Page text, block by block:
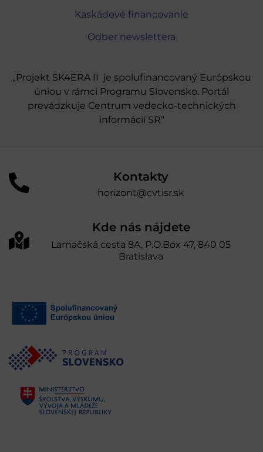
Kaskádové financovanie
Odber newslettera
„Projekt SK4ERA II je spolufinancovaný Európskou
úniou v rámci Programu Slovensko. Portál
prevádzkuje Centrum vedecko-technických
informácií SR“
Kontakty
horizont@cvtisr.sk
Kde nás nájdete
Lamačská cesta 8A, P.O.Box 47, 840 05
Bratislava